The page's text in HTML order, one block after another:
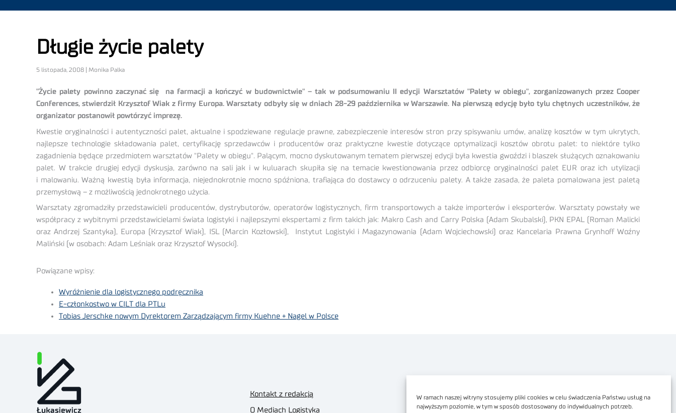
W ramach naszej witryny stosujemy pliki cookies w celu świadczenia Państwu usług na
najwyższym poziomie, w tym w sposób dostosowany do indywidualnych potrzeb.
Długie życie palety
5 listopada, 2008 | Monika Palka
"Życie palety powinno zaczynać się na farmacji a kończyć w budownictwie" – tak w podsumowaniu II edycji Warsztatów "Palety w obiegu", zorganizowanych przez Cooper
Conferences, stwierdził Krzysztof Wiak z firmy Europa. Warsztaty odbyły się w dniach 28-29 października w Warszawie. Na pierwszą edycję było tylu chętnych uczestników, że
organizator postanowił powtórzyć imprezę.
Kwestie oryginalności i autentyczności palet, aktualne i spodziewane regulacje prawne, zabezpieczenie interesów stron przy spisywaniu umów, analizę kosztów w tym ukrytych,
najlepsze technologie składowania palet, certyfikację sprzedawców i producentów oraz praktyczne kwestie dotyczące optymalizacji kosztów obrotu palet: to niektóre tylko
zagadnienia będące przedmiotem warsztatów "Palety w obiegu". Palącym, mocno dyskutowanym tematem pierwszej edycji była kwestia gwoździ i blaszek służących oznakowaniu
palet. W trakcie drugiej edycji dyskusja, zarówno na sali jak i w kuluarach skupiła się na temacie kwestionowania przez odbiorcę oryginalności palet EUR oraz ich utylizacji
i malowaniu. Ważną kwestią była informacja, niejednokrotnie mocno spóźniona, trafiająca do dostawcy o odrzuceniu palety. A także zasada, że paleta pomalowana jest paletą
przemysłową – z możliwością jednokrotnego użycia.
Warsztaty zgromadziły przedstawicieli producentów, dystrybutorów, operatorów logistycznych, firm transportowych a także importerów i eksporterów. Warsztaty powstały we
współpracy z wybitnymi przedstawicielami świata logistyki i najlepszymi ekspertami z firm takich jak: Makro Cash and Carry Polska (Adam Skubalski), PKN EPAL (Roman Malicki
oraz Andrzej Szantyka), Europa (Krzysztof Wiak), ISL (Marcin Kozłowski), Instytut Logistyki i Magazynowania (Adam Wojciechowski) oraz Kancelaria Prawna Grynhoff Woźny
Maliński (w osobach: Adam Leśniak oraz Krzysztof Wysocki).
Powiązane wpisy:
Wyróżnienie dla logistycznego podręcznika
E-członkostwo w CILT dla PTLu
Tobias Jerschke nowym Dyrektorem Zarządzającym firmy Kuehne + Nagel w Polsce
Kontakt z redakcją
O Mediach Logistyka
Dostępność cyfrowa